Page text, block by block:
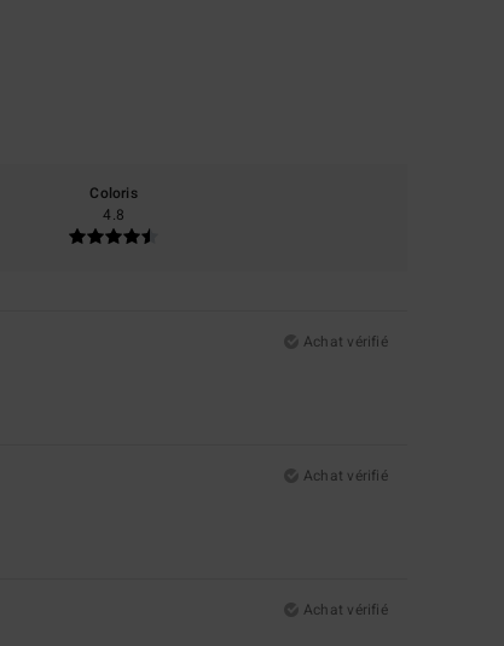
Coloris
4.8
Achat vérifié
Achat vérifié
Achat vérifié